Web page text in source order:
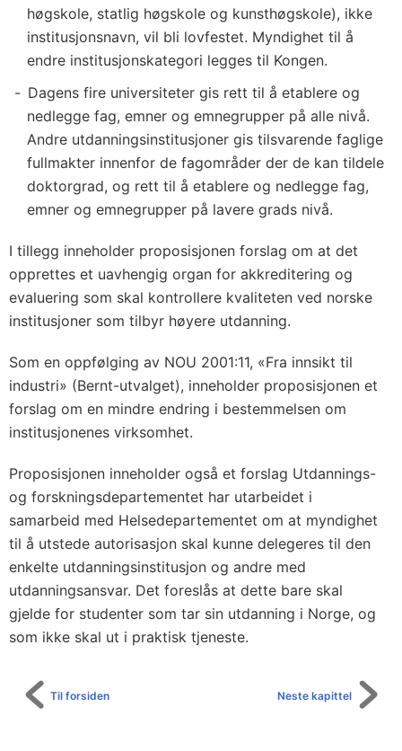
høgskole, statlig høgskole og kunsthøgskole), ikke
institusjonsnavn, vil bli lovfestet. Myndighet til å
endre institusjonskategori legges til Kongen.
Dagens fire universiteter gis rett til å etablere og
nedlegge fag, emner og emnegrupper på alle nivå.
Andre utdanningsinstitusjoner gis tilsvarende faglige
fullmakter innenfor de fagområder der de kan tildele
doktorgrad, og rett til å etablere og nedlegge fag,
emner og emnegrupper på lavere grads nivå.
I tillegg inneholder proposisjonen forslag om at det
opprettes et uavhengig organ for akkreditering og
evaluering som skal kontrollere kvaliteten ved norske
institusjoner som tilbyr høyere utdanning.
Som en oppfølging av NOU 2001:11, «Fra innsikt til
industri» (Bernt-utvalget), inneholder proposisjonen et
forslag om en mindre endring i bestemmelsen om
institusjonenes virksomhet.
Proposisjonen inneholder også et forslag Utdannings-
og forskningsdepartementet har utarbeidet i
samarbeid med Helsedepartementet om at myndighet
til å utstede autorisasjon skal kunne delegeres til den
enkelte utdanningsinstitusjon og andre med
utdanningsansvar. Det foreslås at dette bare skal
gjelde for studenter som tar sin utdanning i Norge, og
som ikke skal ut i praktisk tjeneste.
Neste kapittel
Til forsiden